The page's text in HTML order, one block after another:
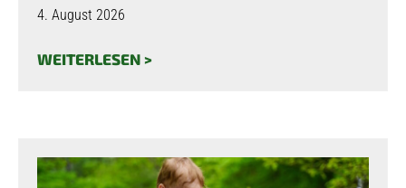
4. August 2026
WEITERLESEN >